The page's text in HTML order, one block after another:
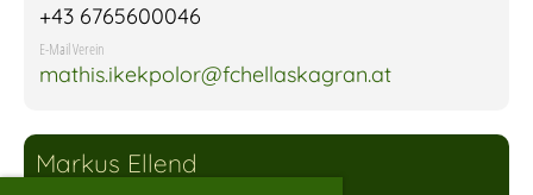
+43 6765600046
E-Mail Verein
mathis.ikekpolor@fchellaskagran.at
Markus Ellend